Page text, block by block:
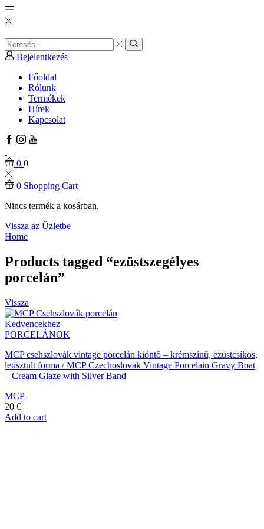
Search
input
Search
Bejelentkezés
Főoldal
Rólunk
Termékek
Hírek
Kapcsolat
Facebook
Instagram
Youtube
0 0
0 Shopping Cart
Nincs termék a kosárban.
Vissza az Üzletbe
Home
Products tagged “ezüstszegélyes
porcelán”
Vissza
Kedvencekhez
PORCELÁNOK
MCP csehszlovák vintage porcelán kiöntő – krémszínű, ezüstcsíkos,
letisztult forma / MCP Czechoslovak Vintage Porcelain Gravy Boat
– Cream Glaze with Silver Band
MCP
20 €
Add to cart